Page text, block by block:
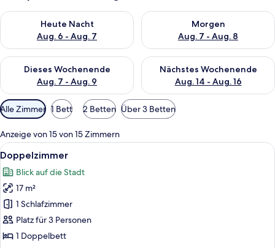
Heute Nacht
Aug. 6 - Aug. 7
Überprüfe die Verfügbarkeit für heute Nacht, Aug. 6 - Aug. 7.
Morgen
Aug. 7 - Aug. 8
Überprüfe die Verfügbarkeit
Dieses Wochenende
Aug. 7 - Aug. 9
Überprüfe die Verfügbarkeit für dieses Wochenende, Aug. 7
Nächstes Wochenende
Aug. 14 - Aug. 16
Überprüfe die Verfügbarkeit
Verfügbare
Filter
für
Zimmer
Alle Zimmer 1 Bett 2 Betten Über 3 Betten
Anzeige von 15 von 15 Zimmern
Alle
Fotos
für
Doppelzimmer
anzeigen
Doppelzimmer | Zimmersafe,
6
Doppelzimmer
Blick auf die Stadt
17 m²
1 Schlafzimmer
Platz für 3 Personen
1 Doppelbett